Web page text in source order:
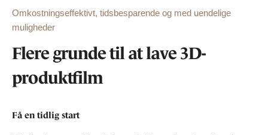
Omkostningseffektivt, tidsbesparende og med uendelige
muligheder
Flere grunde til at lave 3D-
produktfilm
Få en tidlig start